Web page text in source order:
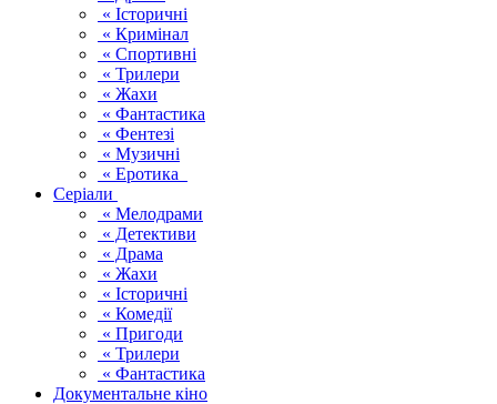
« Історичні
« Кримінал
« Спортивні
« Трилери
« Жахи
« Фантастика
« Фентезі
« Музичні
« Еротика
Серіали
« Мелодрами
« Детективи
« Драма
« Жахи
« Історичні
« Комедії
« Пригоди
« Трилери
« Фантастика
Документальне кіно